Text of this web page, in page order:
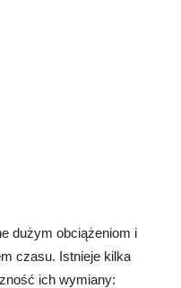
dużym obciążeniom i
czasu. Istnieje kilka
ich wymiany: